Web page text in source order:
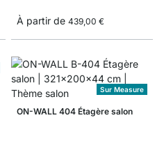
À partir de 439,00 €
Sur Measure
ON-WALL 404 Étagère salon